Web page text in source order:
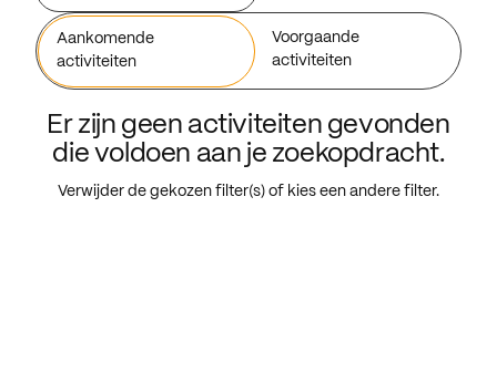
Aankomende
activiteiten
Voorgaande
activiteiten
Er zijn geen activiteiten gevonden
die voldoen aan je zoekopdracht.
Verwijder de gekozen filter(s) of kies een andere filter.